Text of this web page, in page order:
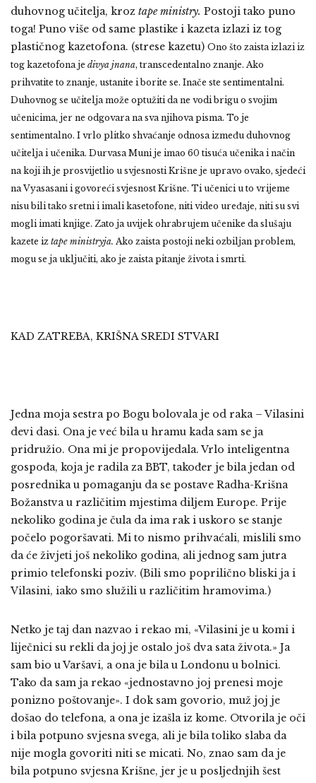
duhovnog učitelja, kroz tape ministry. Postoji tako puno
toga! Puno više od same plastike i kazeta izlazi iz tog
plastičnog kazetofona. (strese kazetu) Ono što zaista izlazi iz
tog kazetofona je divya jnana, transcedentalno znanje. Ako
prihvatite to znanje, ustanite i borite se. Inače ste sentimentalni.
Duhovnog se učitelja može optužiti da ne vodi brigu o svojim
učenicima, jer ne odgovara na sva njihova pisma. To je
sentimentalno. I vrlo plitko shvaćanje odnosa između duhovnog
učitelja i učenika. Durvasa Muni je imao 60 tisuća učenika i način
na koji ih je prosvijetlio u svjesnosti Krišne je upravo ovako, sjedeći
na Vyasasani i govoreći svjesnost Krišne. Ti učenici u to vrijeme
nisu bili tako sretni i imali kasetofone, niti video uređaje, niti su svi
mogli imati knjige. Zato ja uvijek ohrabrujem učenike da slušaju
kazete iz tape ministryja. Ako zaista postoji neki ozbiljan problem,
mogu se ja uključiti, ako je zaista pitanje života i smrti.
KAD ZATREBA, KRIŠNA SREDI STVARI
Jedna moja sestra po Bogu bolovala je od raka – Vilasini
devi dasi. Ona je već bila u hramu kada sam se ja
pridružio. Ona mi je propovijedala. Vrlo inteligentna
gospođa, koja je radila za BBT, također je bila jedan od
posrednika u pomaganju da se postave Radha-Krišna
Božanstva u različitim mjestima diljem Europe. Prije
nekoliko godina je čula da ima rak i uskoro se stanje
počelo pogoršavati. Mi to nismo prihvaćali, mislili smo
da će živjeti još nekoliko godina, ali jednog sam jutra
primio telefonski poziv. (Bili smo poprilično bliski ja i
Vilasini, iako smo služili u različitim hramovima.)
Netko je taj dan nazvao i rekao mi, «Vilasini je u komi i
liječnici su rekli da joj je ostalo još dva sata života.» Ja
sam bio u Varšavi, a ona je bila u Londonu u bolnici.
Tako da sam ja rekao «jednostavno joj prenesi moje
ponizno poštovanje». I dok sam govorio, muž joj je
došao do telefona, a ona je izašla iz kome. Otvorila je oči
i bila potpuno svjesna svega, ali je bila toliko slaba da
nije mogla govoriti niti se micati. No, znao sam da je
bila potpuno svjesna Krišne, jer je u posljednjih šest